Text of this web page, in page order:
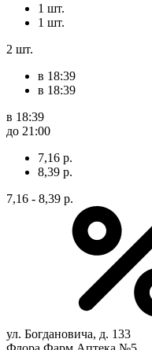
1 шт.
1 шт.
2 шт.
в 18:39
в 18:39
в 18:39
до 21:00
7,16 р.
8,39 р.
7,16 - 8,39 р.
ул. Богдановича, д. 133